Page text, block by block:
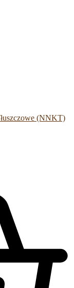
(NNKT)